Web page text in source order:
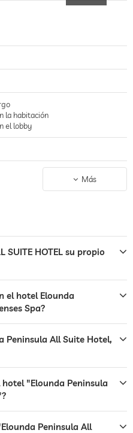
acompañados de música de
una gran piscina exterior,
de niños. También pueden visitar
y las pistas de tenis.
la habitación
el lobby
para aparcar, Sin cargo
Más
SUITE HOTEL su propio
el hotel Elounda
Spa?
Peninsula All Suite Hotel,
"Elounda Peninsula
Peninsula All